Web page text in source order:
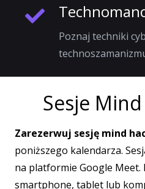
Poznaj techniki
Sesje
Zarezerwuj sesję mind
poniższego kalendarza.
na platformie Google
smartphone, tablet lub